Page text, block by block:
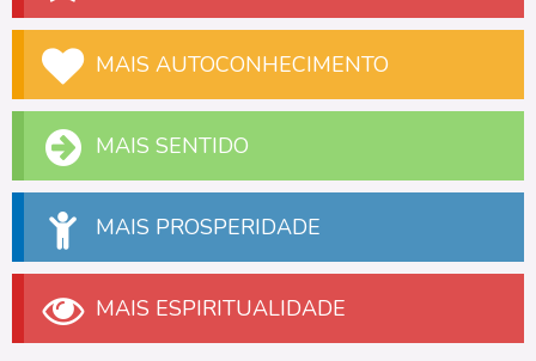
MAIS AUTOCONHECIMENTO
MAIS SENTIDO
MAIS PROSPERIDADE
MAIS ESPIRITUALIDADE